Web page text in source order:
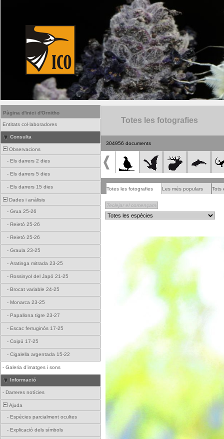
Pàgina d'inici d'Ornitho
Entitats col·laboradores
Consulta
Observacions
- Els darrers 2 dies
- Els darrers 5 dies
- Els darrers 15 dies
Dades i anàlisis
- Grua 25-26
- Reietó 25-26
- Reietó 25-26
- Graula 23-25
- Aratinga mitrada 23-25
- Rossinyol del Japó 21-25
- Brocat variable 24-25
- Monarca 23-25
- Papallona tigre 23-27
- Escac ferruginós 17-25
- Coipú 17-25
- Cigalella argentada 15-22
- Galeria d'imatges i sons
Informació
- Darreres notícies
Ajuda
- Espècies parcialment ocultes
- Explicació dels símbols
Totes les fotografies
304956 documents
Totes les fotografies Les més populars Tots